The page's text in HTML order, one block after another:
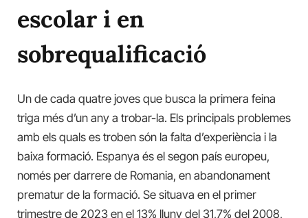
escolar i en
sobrequalificació
Un de cada quatre joves que busca la primera feina
triga més d’un any a trobar-la. Els principals problemes
amb els quals es troben són la falta d’experiència i la
baixa formació. Espanya és el segon país europeu,
només per darrere de Romania, en abandonament
prematur de la formació. Se situava en el primer
trimestre de 2023 en el 13% lluny del 31,7% del 2008,